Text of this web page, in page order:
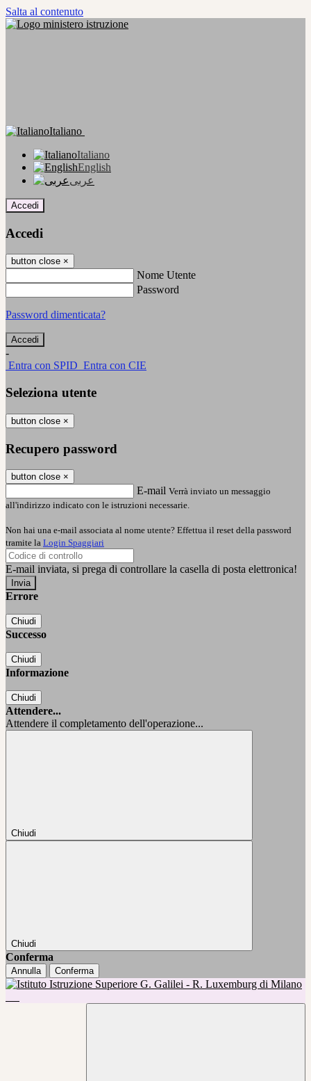
Salta al contenuto
Italiano
Italiano
English
عربى
Accedi
Accedi
button close ×
Nome Utente
Password
Password dimenticata?
-
Entra con SPID Entra con CIE
Seleziona utente
button close ×
Recupero password
button close ×
E-mail Verrà inviato un messaggio
all'indirizzo indicato con le istruzioni necessarie.
Non hai una e-mail associata al nome utente? Effettua il reset della password
tramite la Login Spaggiari
E-mail inviata, si prega di controllare la casella di posta elettronica!
Errore
Chiudi
Successo
Chiudi
Informazione
Chiudi
Attendere...
Attendere il completamento dell'operazione...
Chiudi
Chiudi
Conferma
Annulla Conferma